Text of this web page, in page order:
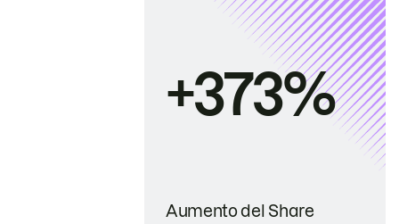
+373%
Aumento del Share